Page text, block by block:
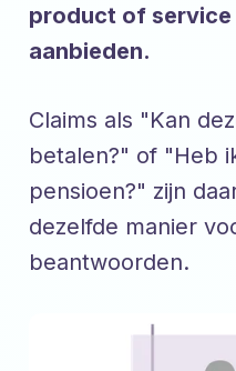
product of service
aanbieden.
Claims als "Kan
betalen?" of "Heb
pensioen?" zijn
dezelfde manier
beantwoorden.